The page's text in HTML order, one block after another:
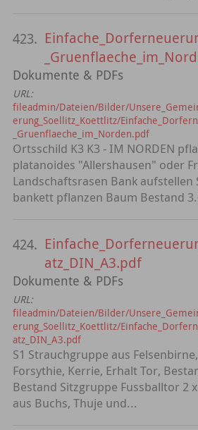
423.
Dokumente & PDFs
URL:
fileadmin/Dateien/Bilder/
erung_Soellitz_Koettlitz/
_Gruenflaeche_im_Norden.pdf
Ortsschild K3 K3 - IM NORDEN
platanoides "Allershausen" oder
Landschaftsrasen Bank aufstellen
bankett pflanzen Baum Bestand
424.
atz_DIN_A3.pdf
Dokumente & PDFs
URL:
fileadmin/Dateien/Bilder/
erung_Soellitz_Koettlitz/
atz_DIN_A3.pdf
S1 Strauchgruppe aus
Forsythie, Kerrie, Erhalt Tor,
Bestand Sitzgruppe Fussballtor 2
aus Buchs, Thuje und...